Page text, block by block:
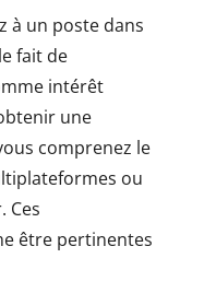
à un poste dans
fait de
intérêt
une
comprenez le
ou
Ces
être pertinentes